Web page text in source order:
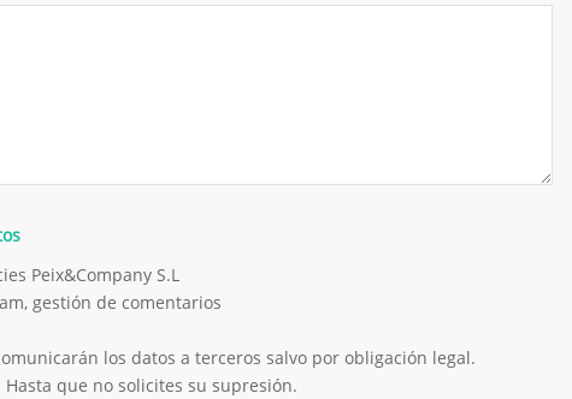
Peix&Company S.L
gestión de comentarios
los datos a terceros salvo por obligación legal.
que no solicites su supresión.